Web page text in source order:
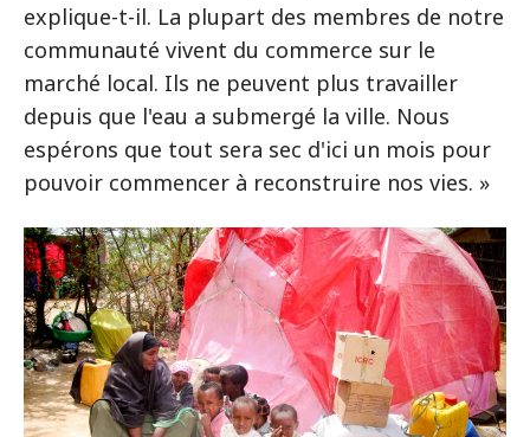
explique-t-il. La plupart des membres de notre
communauté vivent du commerce sur le
marché local. Ils ne peuvent plus travailler
depuis que l'eau a submergé la ville. Nous
espérons que tout sera sec d'ici un mois pour
pouvoir commencer à reconstruire nos vies. »